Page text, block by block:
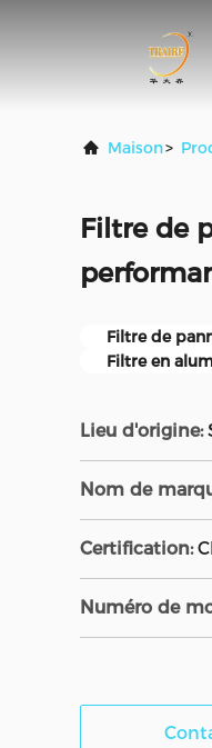
Maison>
Filtre de
Filtre de
Filtre en
Lieu d'origine:
Nom de
Certification:
Numéro de